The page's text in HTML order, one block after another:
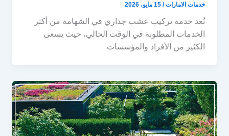
خدمات الامارات/15 مايو، 2026
تُعد خدمة تركيب عشب جداري في الشهامة من أكثر
الخدمات المطلوبة في الوقت الحالي، حيث يسعى
الكثير من الأفراد والمؤسسات